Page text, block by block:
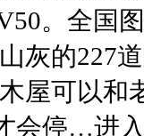
。全国
灰的227
屋可以
会停…进